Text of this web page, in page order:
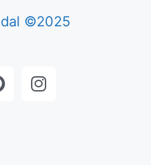
©2025